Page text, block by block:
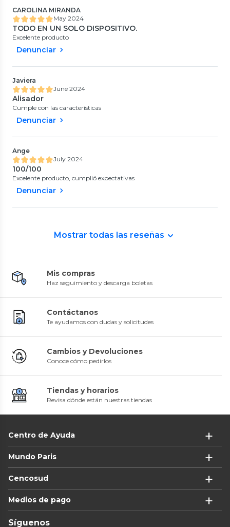
CAROLINA MIRANDA
May 2024
TODO EN UN SOLO DISPOSITIVO.
Excelente producto
Denunciar
Javiera
June 2024
Alisador
Cumple con las características
Denunciar
Ange
July 2024
100/100
Excelente producto, cumplió expectativas
Denunciar
Mostrar todas las reseñas
Mis compras
Haz seguimiento y descarga boletas
Contáctanos
Te ayudamos con dudas y solicitudes
Cambios y Devoluciones
Conoce cómo pedirlos
Tiendas y horarios
Revisa dónde están nuestras tiendas
Centro de Ayuda
Mundo Paris
Cencosud
Medios de pago
Síguenos